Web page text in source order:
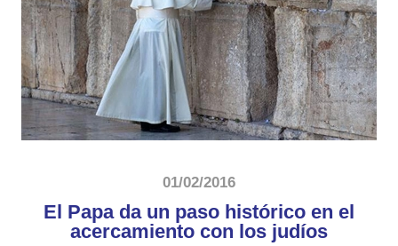
01/02/2016
El Papa da un paso histórico en el
acercamiento con los judíos